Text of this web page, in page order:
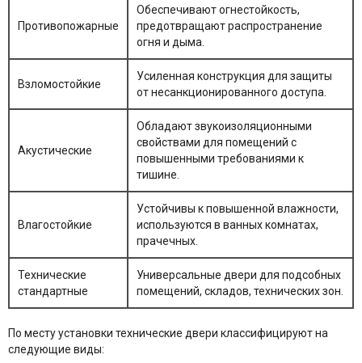
Противопожарные
Обеспечивают огнестойкость,
предотвращают распространение
огня и дыма.
Взломостойкие
Усиленная конструкция для защиты
от несанкционированного доступа.
Акустические
Обладают звукоизоляционными
свойствами для помещений с
повышенными требованиями к
тишине.
Влагостойкие
Устойчивы к повышенной влажности,
используются в ванных комнатах,
прачечных.
Технические
стандартные
Универсальные двери для подсобных
помещений, складов, технических зон.
По месту установки технические двери классифицируют на
следующие виды: